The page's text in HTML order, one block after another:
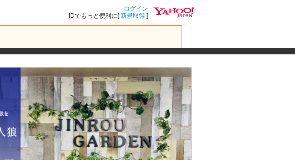
ログイン
IDでもっと便利に[新規取得 ]